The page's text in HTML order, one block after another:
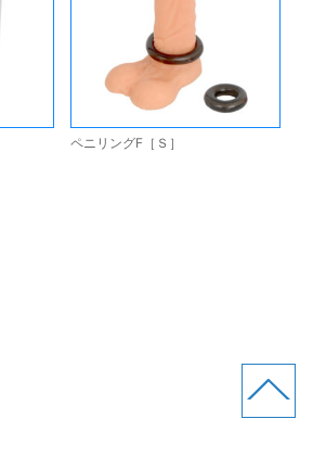
ペニリングF［Ｓ］